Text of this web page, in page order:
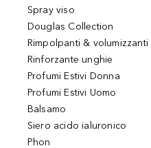
Spray viso
Douglas Collection
Rimpolpanti &
Rinforzante unghie
Profumi Estivi Donna
Profumi Estivi Uomo
Balsamo
Siero acido ialuronico
Phon